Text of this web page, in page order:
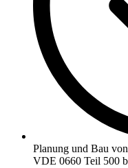
Planung und Bau
VDE 0660 Teil 500